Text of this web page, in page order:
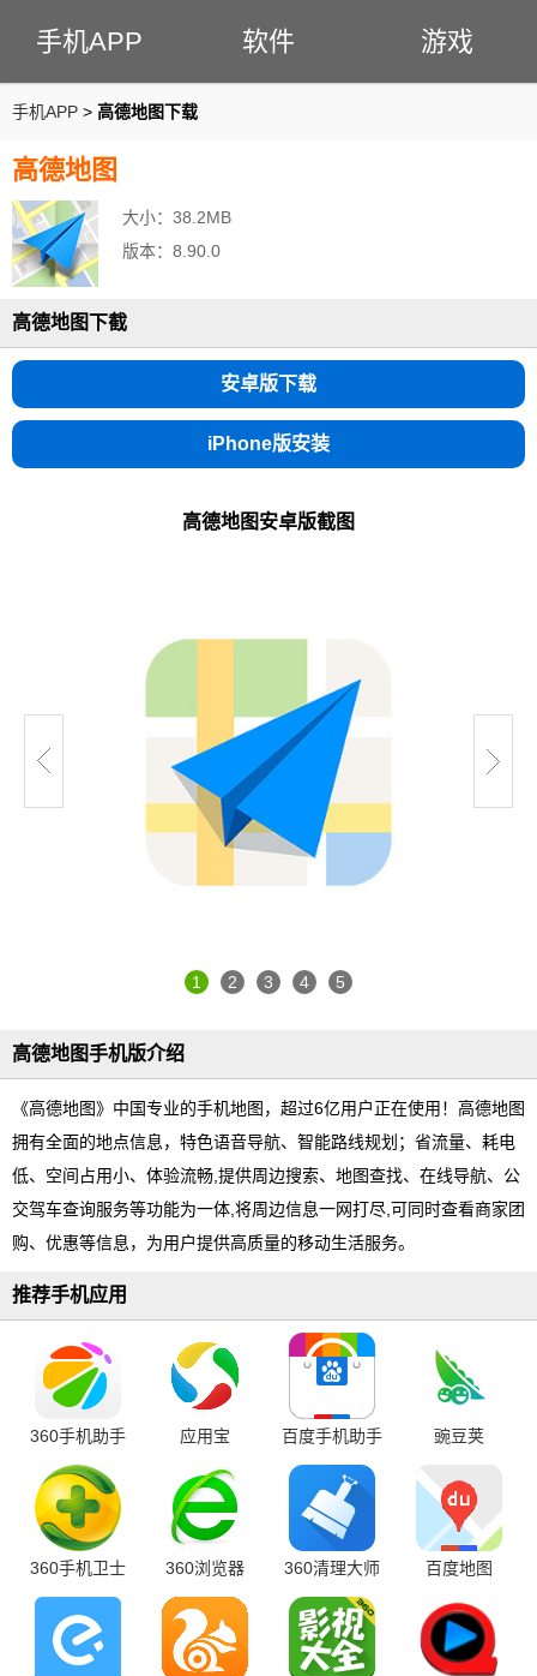
手机APP 软件 游戏
手机APP > 高德地图下载
高德地图
大小：38.2MB
版本：8.90.0
高德地图下截
安卓版下载
iPhone版安装
高德地图安卓版截图
1 2 3 4 5
高德地图手机版介绍
《高德地图》中国专业的手机地图，超过6亿用户正在使用！高德地图
拥有全面的地点信息，特色语音导航、智能路线规划；省流量、耗电
低、空间占用小、体验流畅,提供周边搜索、地图查找、在线导航、公
交驾车查询服务等功能为一体,将周边信息一网打尽,可同时查看商家团
购、优惠等信息，为用户提供高质量的移动生活服务。
推荐手机应用
360手机助手 应用宝 百度手机助手 豌豆荚
360手机卫士 360浏览器 360清理大师 百度地图